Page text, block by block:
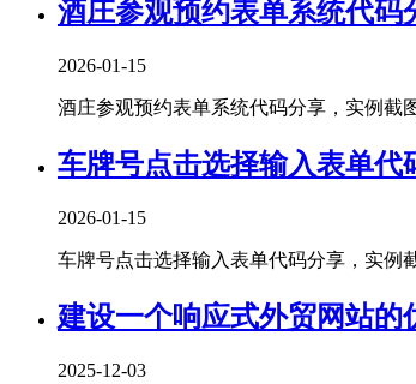
酒庄参观预约表单系统代码
2026-01-15
酒庄参观预约表单系统代码分享，实例截
车牌号点击选择输入表单代
2026-01-15
车牌号点击选择输入表单代码分享，实例
建设一个响应式外贸网站的
2025-12-03